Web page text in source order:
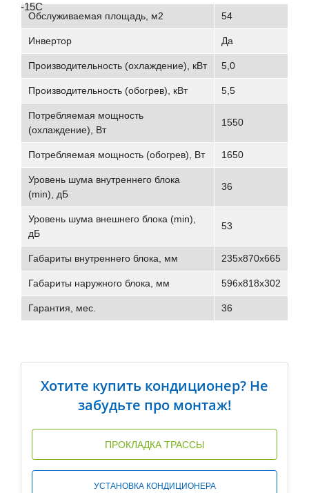
Обслуживаемая площадь, м2 54
Инвертор Да
Производительность (охлаждение), кВт 5,0
Производительность (обогрев), кВт 5,5
Потребляемая мощность
(охлаждение), Вт
1550
Потребляемая мощность (обогрев), Вт 1650
Уровень шума внутреннего блока
(min), дБ
36
Уровень шума внешнего блока (min),
дБ
53
Габариты внутреннего блока, мм 235x870x665
Габариты наружного блока, мм 596x818x302
Гарантия, мес. 36
Хотите купить кондиционер? Не
забудьте про монтаж!
ПРОКЛАДКА ТРАССЫ
УСТАНОВКА КОНДИЦИОНЕРА